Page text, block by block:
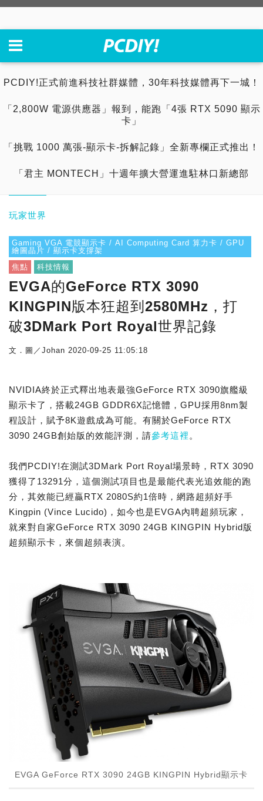
PCDIY!正式前進科技社群媒體，30年科技媒體再下一城！
「2,800W 電源供應器」報到，能跑「4張 RTX 5090 顯示
卡」
「挑戰 1000 萬張-顯示卡-拆解記錄」全新專欄正式推出！
「君主 MONTECH」十週年擴大營運進駐林口新總部
玩家世界
Gaming VGA 電競顯示卡 / AI Computing Card 算力卡 / GPU
繪圖晶片 / 顯示卡支撐架
焦點
科技情報
EVGA的GeForce RTX 3090
KINGPIN版本狂超到2580MHz，打
破3DMark Port Royal世界記錄
文．圖／Johan 2020-09-25 11:05:18
NVIDIA終於正式釋出地表最強GeForce RTX 3090旗艦級
顯示卡了，搭載24GB GDDR6X記憶體，GPU採用8nm製
程設計，賦予8K遊戲成為可能。有關於GeForce RTX
3090 24GB創始版的效能評測，請參考這裡 。
我們PCDIY!在測試3DMark Port Royal場景時，RTX 3090
獲得了13291分，這個測試項目也是最能代表光追效能的跑
分，其效能已經贏RTX 2080S約1倍時，網路超頻好手
Kingpin (Vince Lucido)，如今也是EVGA內聘超頻玩家，
就來對自家GeForce RTX 3090 24GB KINGPIN Hybrid版
超頻顯示卡，來個超頻表演。
EVGA GeForce RTX 3090 24GB KINGPIN Hybrid顯示卡